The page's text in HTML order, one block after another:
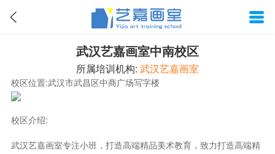
武汉艺嘉画室中南校区
所属培训机构: 武汉艺嘉画室
校区位置:武汉市武昌区中商广场写字楼
校区介绍:
武汉艺嘉画室专注小班，打造高端精品美术教育，致力打造高端精